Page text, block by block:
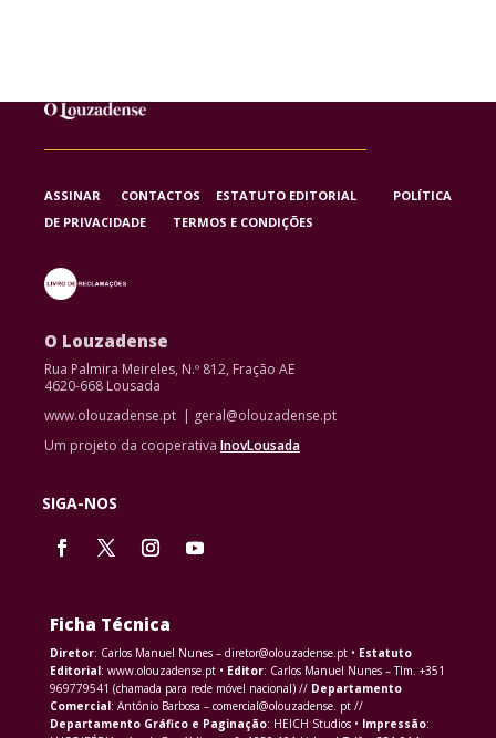
ASSINAR CONTACTOS ESTATUTO EDITORIAL POLÍTICA
DE PRIVACIDADE TERMOS E CONDIÇÕES
O Louzadense
Rua Palmira Meireles, N.º 812, Fração AE
4620-668 Lousada
www.olouzadense.pt | geral@olouzadense.pt
Um projeto da cooperativa InovLousada
SIGA-NOS
Ficha Técnica
Diretor: Carlos Manuel Nunes – diretor@olouzadense.pt • Estatuto
Editorial: www.olouzadense.pt • Editor: Carlos Manuel Nunes – Tlm. +351
969779541 (chamada para rede móvel nacional) // Departamento
Comercial: António Barbosa – comercial@olouzadense. pt //
Departamento Gráfico e Paginação: HEICH Studios • Impressão: